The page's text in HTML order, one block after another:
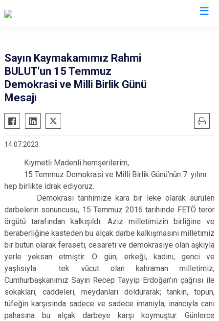
Ağın
Alacakaya
Baskil
Sayın Kaymakamımız Rahmi
BULUT'un 15 Temmuz
Demokrasi ve Milli Birlik Günü
Mesajı
14.07.2023
Kıymetli Madenli hemşerilerim,
15 Temmuz Demokrasi ve Milli Birlik Günü’nün 7. yılını
hep birlikte idrak ediyoruz.
Demokrasi tarihimize kara bir leke olarak sürülen
darbelerin sonuncusu, 15 Temmuz 2016 tarihinde FETÖ terör
örgütü tarafından kalkışıldı. Aziz milletimizin birliğine ve
beraberliğine kasteden bu alçak darbe kalkışmasını milletimiz
bir bütün olarak feraseti, cesareti ve demokrasiye olan aşkıyla
yerle yeksan etmiştir. O gün, erkeği, kadını, genci ve
yaşlısıyla tek vücut olan kahraman milletimiz,
Cumhurbaşkanımız Sayın Recep Tayyip Erdoğan’ın çağrısı ile
sokakları, caddeleri, meydanları doldurarak; tankın, topun,
tüfeğin karşısında sadece ve sadece imanıyla, inancıyla canı
pahasına bu alçak darbeye karşı koymuştur. Günlerce